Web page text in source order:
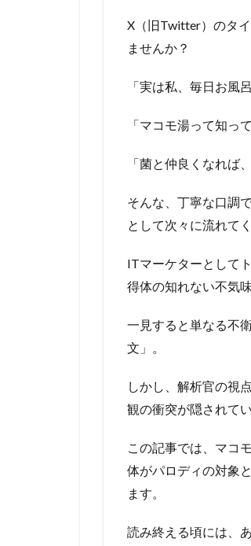
X（旧Twitter）のタ
ませんか？
「実は私、毎日お風
「マコモ湯って知っ
「菌と仲良くなれば
そんな、丁寧な口調
として次々に流れて
ITマーケターとして
得体の知れない不気
一見すると単なる不
文」。
しかし、解析官の視
観の衝突が隠されてい
この記事では、マコ
体がパロディの対象
ます。
読み終える頃には、